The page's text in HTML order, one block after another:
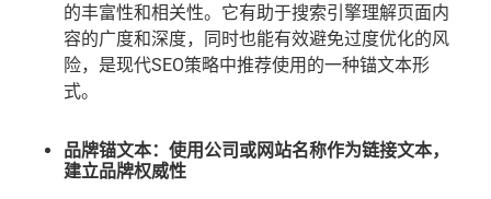
的丰富性和相关性。它有助于搜索引擎理解页面内
容的广度和深度，同时也能有效避免过度优化的风
险，是现代SEO策略中推荐使用的一种锚文本形
式。
品牌锚文本：使用公司或网站名称作为链接文本，
建立品牌权威性